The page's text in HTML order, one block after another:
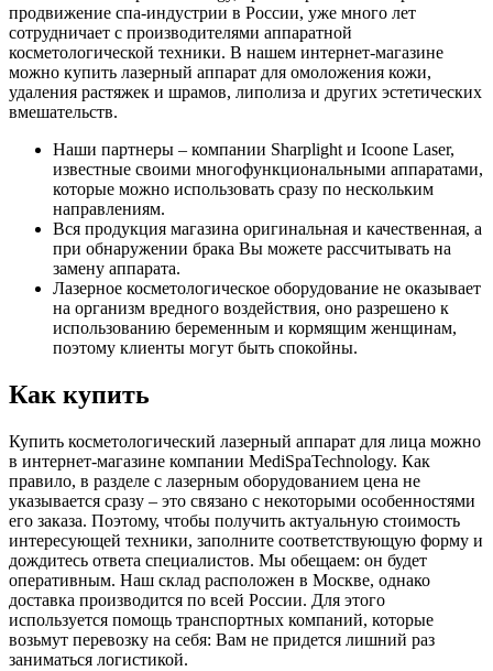
продвижение спа-индустрии в России, уже много лет
сотрудничает с производителями аппаратной
косметологической техники. В нашем интернет-магазине
можно купить лазерный аппарат для омоложения кожи,
удаления растяжек и шрамов, липолиза и других эстетических
вмешательств.
Наши партнеры – компании Sharplight и Icoone Laser,
известные своими многофункциональными аппаратами,
которые можно использовать сразу по нескольким
направлениям.
Вся продукция магазина оригинальная и качественная, а
при обнаружении брака Вы можете рассчитывать на
замену аппарата.
Лазерное косметологическое оборудование не оказывает
на организм вредного воздействия, оно разрешено к
использованию беременным и кормящим женщинам,
поэтому клиенты могут быть спокойны.
Как купить
Купить косметологический лазерный аппарат для лица можно
в интернет-магазине компании MediSpaTechnology. Как
правило, в разделе с лазерным оборудованием цена не
указывается сразу – это связано с некоторыми особенностями
его заказа. Поэтому, чтобы получить актуальную стоимость
интересующей техники, заполните соответствующую форму и
дождитесь ответа специалистов. Мы обещаем: он будет
оперативным. Наш склад расположен в Москве, однако
доставка производится по всей России. Для этого
используется помощь транспортных компаний, которые
возьмут перевозку на себя: Вам не придется лишний раз
заниматься логистикой.